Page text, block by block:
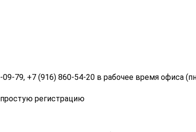
79, +7 (916) 860-54-20 в рабочее время офиса
простую регистрацию